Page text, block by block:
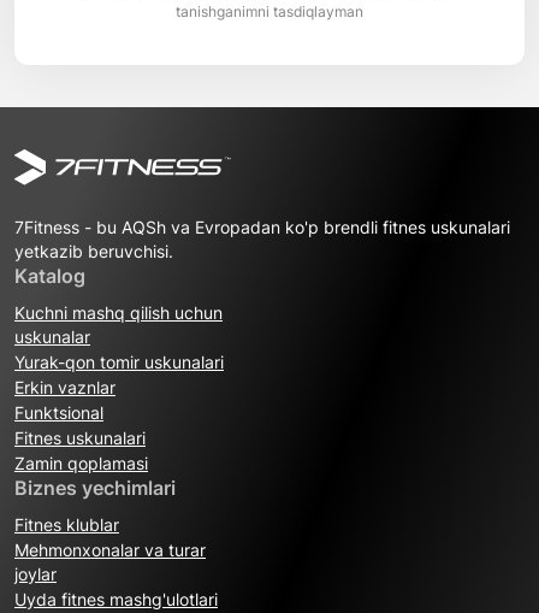
tanishganimni tasdiqlayman
7Fitness - bu AQSh va Evropadan ko'p brendli fitnes uskunalari
yetkazib beruvchisi.
Katalog
Kuchni mashq qilish uchun
uskunalar
Yurak-qon tomir uskunalari
Erkin vaznlar
Funktsional
Fitnes uskunalari
Zamin qoplamasi
Biznes yechimlari
Fitnes klublar
Mehmonxonalar va turar
joylar
Uyda fitnes mashg'ulotlari